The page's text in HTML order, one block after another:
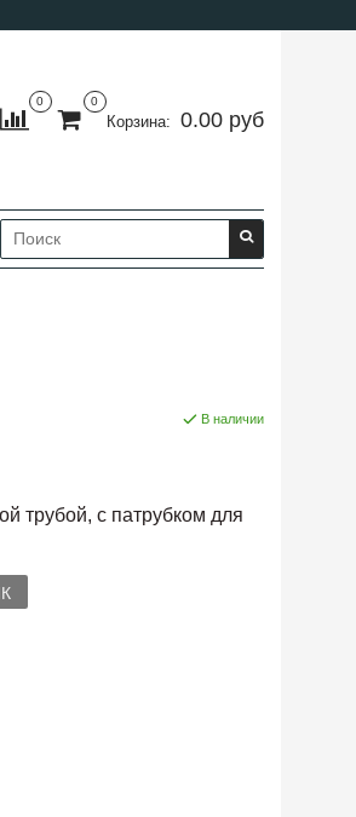
0 0
Корзина: 0.00 руб
В наличии
трубой, с патрубком для